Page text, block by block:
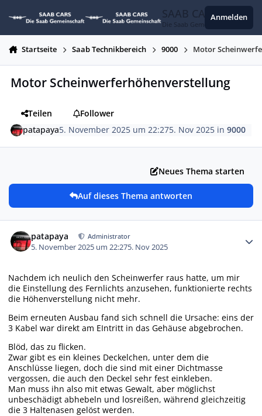
SAAB CARS
Die Saab Gemeinschaft
Anmelden
Startseite Saab Technikbereich 9000 Motor
Motor Scheinwerferhöhenverstellung
Teilen
Follower
patapaya5. November 2025 um 22:275. Nov 2025 in9000
Neues Thema starten
Auf dieses Thema antworten
patapaya Administrator
5. November 2025 um 22:275. Nov 2025
Nachdem ich neulich den Scheinwerfer raus hatte, um mir
die Einstellung des Fernlichts anzusehen, funktionierte rechts
die Höhenverstellung nicht mehr.
Beim erneuten Ausbau fand sich schnell die Ursache: eins der
3 Kabel war direkt am EIntritt in das Gehäuse abgebrochen.
Blöd, das zu flicken.
Zwar gibt es ein kleines Deckelchen, unter dem die
Anschlüsse liegen, doch die sind mit einer Dichtmasse
vergossen, die auch den Deckel sehr fest einkleben.
Man muss ihn also mit etwas Gewalt, aber möglichst
unbeschädigt abhebeln und losreißen, während gleichzeitig
die 3 Haltenasen gelöst werden.